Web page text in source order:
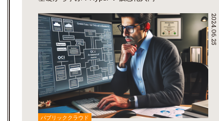
2024.06.25
パブリッククラウド